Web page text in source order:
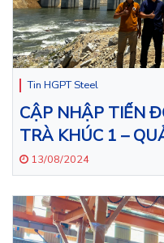
Tin HGPT Steel
CẬP NHẬP TIẾN
TRÀ KHÚC 1 –
13/08/2024